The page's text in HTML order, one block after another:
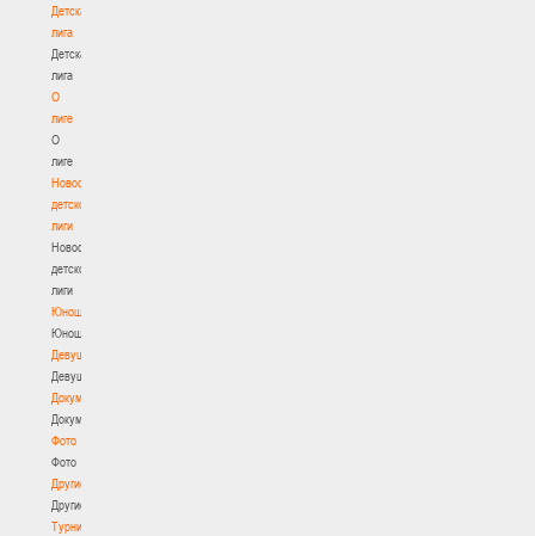
Детская
лига
Детская
лига
О
лиге
О
лиге
Новости
детской
лиги
Новости
детской
лиги
Юноши
Юноши
Девушки
Девушки
Документы
Документы
Фото
Фото
Другие
Другие
Турнир